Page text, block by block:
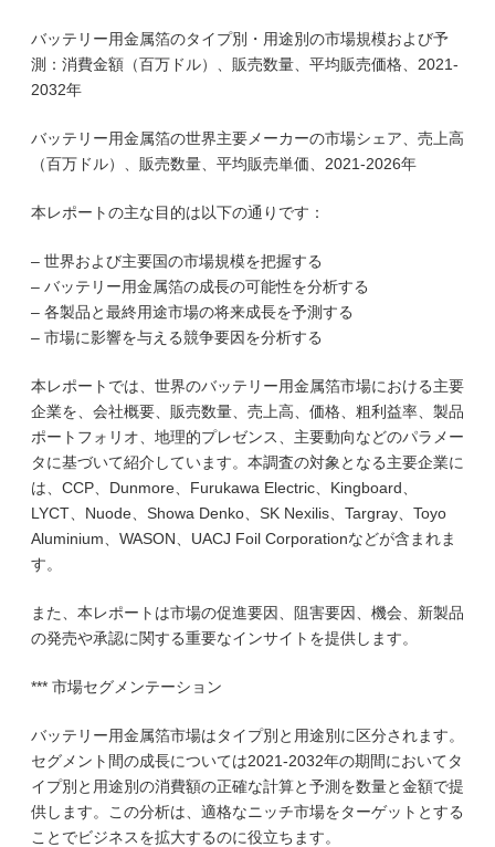
バッテリー用金属箔のタイプ別・用途別の市場規模および予
測：消費金額（百万ドル）、販売数量、平均販売価格、2021-
2032年
バッテリー用金属箔の世界主要メーカーの市場シェア、売上高
（百万ドル）、販売数量、平均販売単価、2021-2026年
本レポートの主な目的は以下の通りです：
– 世界および主要国の市場規模を把握する
– バッテリー用金属箔の成長の可能性を分析する
– 各製品と最終用途市場の将来成長を予測する
– 市場に影響を与える競争要因を分析する
本レポートでは、世界のバッテリー用金属箔市場における主要
企業を、会社概要、販売数量、売上高、価格、粗利益率、製品
ポートフォリオ、地理的プレゼンス、主要動向などのパラメー
タに基づいて紹介しています。本調査の対象となる主要企業に
は、CCP、Dunmore、Furukawa Electric、Kingboard、
LYCT、Nuode、Showa Denko、SK Nexilis、Targray、Toyo
Aluminium、WASON、UACJ Foil Corporationなどが含まれま
す。
また、本レポートは市場の促進要因、阻害要因、機会、新製品
の発売や承認に関する重要なインサイトを提供します。
*** 市場セグメンテーション
バッテリー用金属箔市場はタイプ別と用途別に区分されます。
セグメント間の成長については2021-2032年の期間においてタ
イプ別と用途別の消費額の正確な計算と予測を数量と金額で提
供します。この分析は、適格なニッチ市場をターゲットとする
ことでビジネスを拡大するのに役立ちます。